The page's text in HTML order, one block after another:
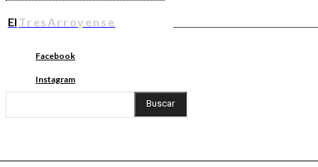
El TresArroyense
Facebook
Instagram
Buscar